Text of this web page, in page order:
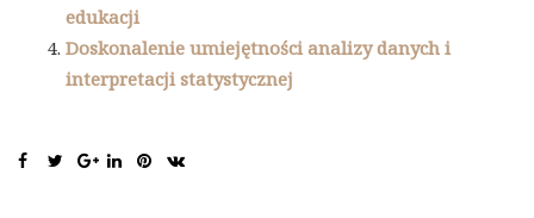
edukacji
Doskonalenie umiejętności analizy danych i
interpretacji statystycznej